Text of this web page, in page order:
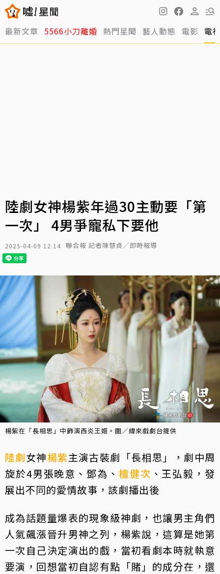
最新文章 5566小刀離婚 熱門星聞 藝人動態 電影 電
陸劇女神楊紫年過30主動要「第
一次」 4男爭寵私下要他
2025-04-09 12:14 聯合報 記者陳慧貞／即時報導
楊紫在「長相思」中飾演西炎王姬。圖／緯來戲劇台提供
陸劇女神楊紫主演古裝劇「長相思」，劇中周
旋於4男張晚意、鄧為、 檀健次 、王弘毅，發
展出不同的愛情故事，該劇播出後
成為話題量爆表的現象級神劇，也讓男主角們
人氣飆漲晉升男神之列，楊紫說，這算是她第
一次自己決定演出的戲，當初看劇本時就執意
要演，回想當初自認有點「賭」的成分在，還